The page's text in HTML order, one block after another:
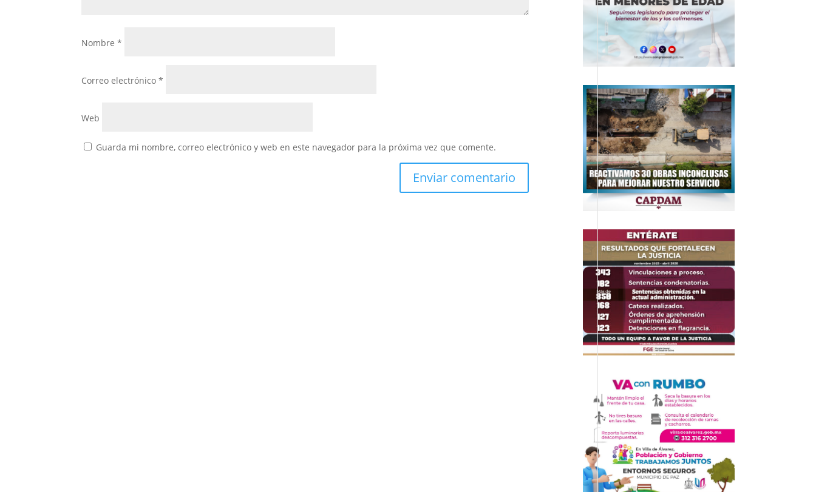
Nombre*
Correo electrónico*
Web
Guarda mi nombre, correo electrónico y web en este navegador para la próxima vez que comente.